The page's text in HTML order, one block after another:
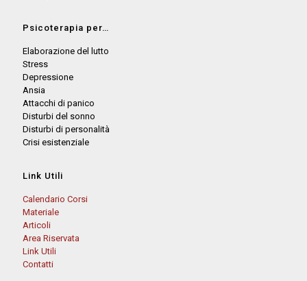
Psicoterapia per…
Elaborazione del lutto
Stress
Depressione
Ansia
Attacchi di panico
Disturbi del sonno
Disturbi di personalità
Crisi esistenziale
Link Utili
Calendario Corsi
Materiale
Articoli
Area Riservata
Link Utili
Contatti